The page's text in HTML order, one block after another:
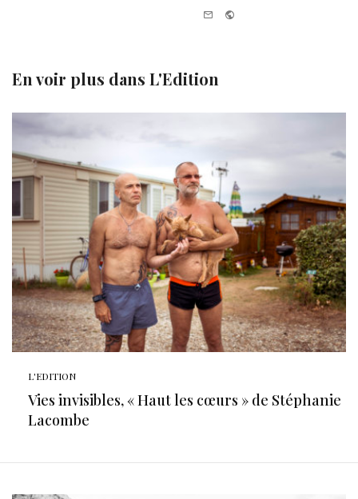
En voir plus dans L'Edition
L'EDITION
Vies invisibles, « Haut les cœurs » de Stéphanie
Lacombe